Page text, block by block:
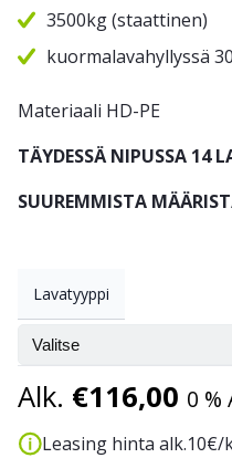
3500kg (staattinen)
kuormalavahyllyssä
Materiaali HD-PE
TÄYDESSÄ NIPUSSA 14
SUUREMMISTA
Lavatyyppi
Alk. €116,00 0 %
Leasing hinta alk.10€/